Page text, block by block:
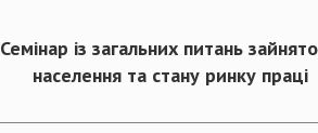
Семінар із загальних питань
населення та стану ринку праці